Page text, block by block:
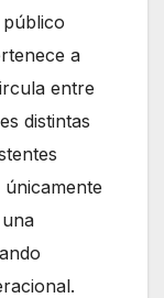
público
a
entre
distintas